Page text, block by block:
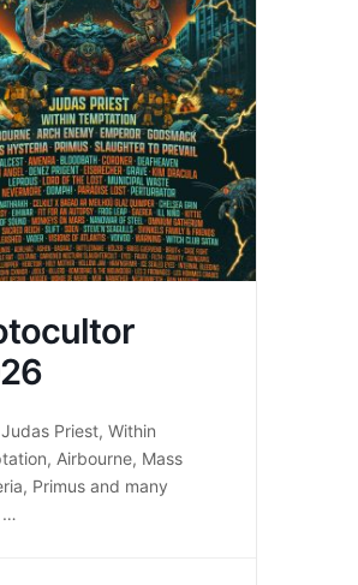
Priest, Within
Airbourne, Mass
Primus and many
…